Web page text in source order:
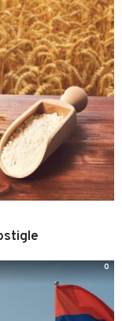
0